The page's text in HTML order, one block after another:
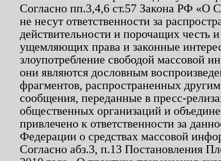
Согласно пп.3,4,6 ст.57 Закона РФ «О
не несут ответственности за
действительности и порочащих честь
ущемляющих права и законные
злоупотребление свободой массовой
они являются дословным
фрагментов, распространенных
сообщения, переданные в пресс-
общественных организаций и
привлечено к ответственности за
Федерации о средствах массовой
Согласно абз.3, п.13 Постановления